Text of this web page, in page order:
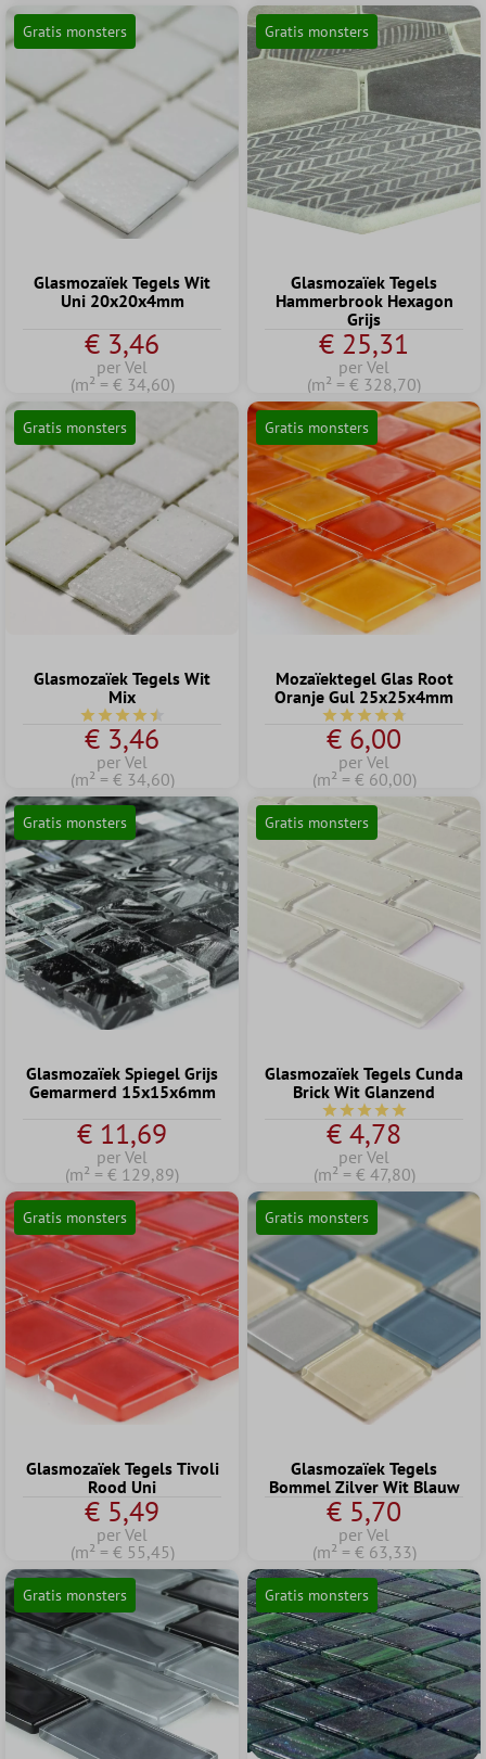
Gratis monsters
Glasmozaïek Tegels Wit
Uni 20x20x4mm
€ 3,46
per Vel
(m² = € 34,60)
Gratis monsters
Glasmozaïek Tegels
Hammerbrook Hexagon
Grijs
€ 25,31
per Vel
(m² = € 328,70)
Gratis monsters
Glasmozaïek Tegels Wit
Mix
Gemiddelde waardering van 4.6 van 5 sterren
€ 3,46
per Vel
(m² = € 34,60)
Gratis monsters
Mozaïektegel Glas Root
Oranje Gul 25x25x4mm
Gemiddelde
€ 6,00
per Vel
(m² = € 60,00)
Gratis monsters
Glasmozaïek Spiegel Grijs
Gemarmerd 15x15x6mm
€ 11,69
per Vel
(m² = € 129,89)
Gratis monsters
Glasmozaïek Tegels Cunda
Brick Wit Glanzend
Gemiddelde
€ 4,78
per Vel
(m² = € 47,80)
Gratis monsters
Glasmozaïek Tegels Tivoli
Rood Uni
€ 5,49
per Vel
(m² = € 55,45)
Gratis monsters
Glasmozaïek Tegels
Bommel Zilver Wit Blauw
€ 5,70
per Vel
(m² = € 63,33)
Gratis monsters Gratis monsters